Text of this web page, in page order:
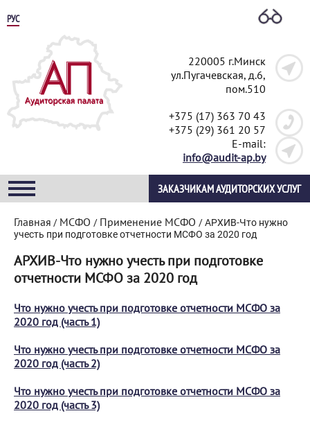
РУС
220005 г.Минск
ул.Пугачевская, д.6,
пом.510
+375 (17) 363 70 43
+375 (29) 361 20 57
E-mail:
info@audit-ap.by
ЗАКАЗЧИКАМ АУДИТОРСКИХ УСЛУГ
Главная / МСФО / Применение МСФО /АРХИВ-Что нужно
учесть при подготовке отчетности МСФО за 2020 год
АРХИВ-Что нужно учесть при подготовке
отчетности МСФО за 2020 год
Что нужно учесть при подготовке отчетности МСФО за
2020 год (часть 1)
Что нужно учесть при подготовке отчетности МСФО за
2020 год (часть 2)
Что нужно учесть при подготовке отчетности МСФО за
2020 год (часть 3)